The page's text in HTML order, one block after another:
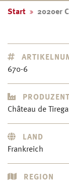
Start 2020er
670-6
Château de
LAND
Frankreich
REGION